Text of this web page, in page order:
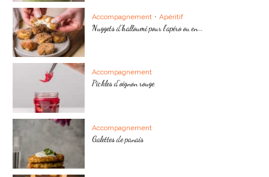
Accompagnement • Apéritif
Nuggets d’halloumi pour l’apéro ou en...
Accompagnement
Pickles d’oignon rouge
Accompagnement
Galettes de panais